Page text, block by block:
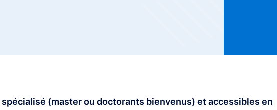
(master ou doctorants bienvenus) et accessibles en